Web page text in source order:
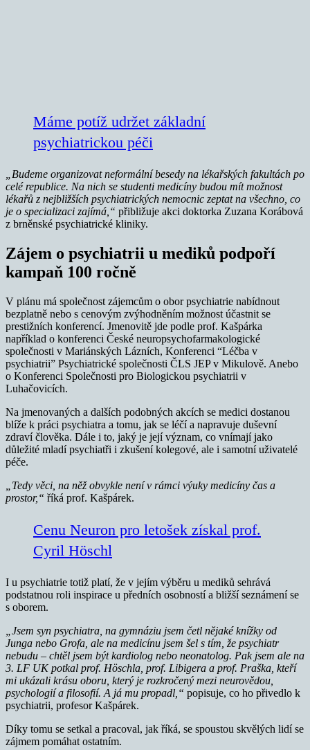
Máme potíž udržet základní
psychiatrickou péči
„Budeme organizovat neformální besedy na lékařských fakultách po
celé republice. Na nich se studenti medicíny budou mít možnost
lékařů z nejbližších psychiatrických nemocnic zeptat na všechno, co
je o specializaci zajímá,“ přibližuje akci doktorka Zuzana Korábová
z brněnské psychiatrické kliniky.
Zájem o psychiatrii u mediků podpoří
kampaň 100 ročně
V plánu má společnost zájemcům o obor psychiatrie nabídnout
bezplatně nebo s cenovým zvýhodněním možnost účastnit se
prestižních konferencí. Jmenovitě jde podle prof. Kašpárka
například o konferenci České neuropsychofarmakologické
společnosti v Mariánských Lázních, Konferenci “Léčba v
psychiatrii” Psychiatrické společnosti ČLS JEP v Mikulově. Anebo
o Konferenci Společnosti pro Biologickou psychiatrii v
Luhačovicích.
Na jmenovaných a dalších podobných akcích se medici dostanou
blíže k práci psychiatra a tomu, jak se léčí a napravuje duševní
zdraví člověka. Dále i to, jaký je její význam, co vnímají jako
důležité mladí psychiatři i zkušení kolegové, ale i samotní uživatelé
péče.
„Tedy věci, na něž obvykle není v rámci výuky medicíny čas a
prostor,“ říká prof. Kašpárek.
Cenu Neuron pro letošek získal prof.
Cyril Höschl
I u psychiatrie totiž platí, že v jejím výběru u mediků sehrává
podstatnou roli inspirace u předních osobností a bližší seznámení se
s oborem.
„Jsem syn psychiatra, na gymnáziu jsem četl nějaké knížky od
Junga nebo Grofa, ale na medicínu jsem šel s tím, že psychiatr
nebudu – chtěl jsem být kardiolog nebo neonatolog. Pak jsem ale na
3. LF UK potkal prof. Höschla, prof. Libigera a prof. Praška, kteří
mi ukázali krásu oboru, který je rozkročený mezi neurovědou,
psychologií a filosofií. A já mu propadl,“ popisuje, co ho přivedlo k
psychiatrii, profesor Kašpárek.
Díky tomu se setkal a pracoval, jak říká, se spoustou skvělých lidí se
zájmem pomáhat ostatním.